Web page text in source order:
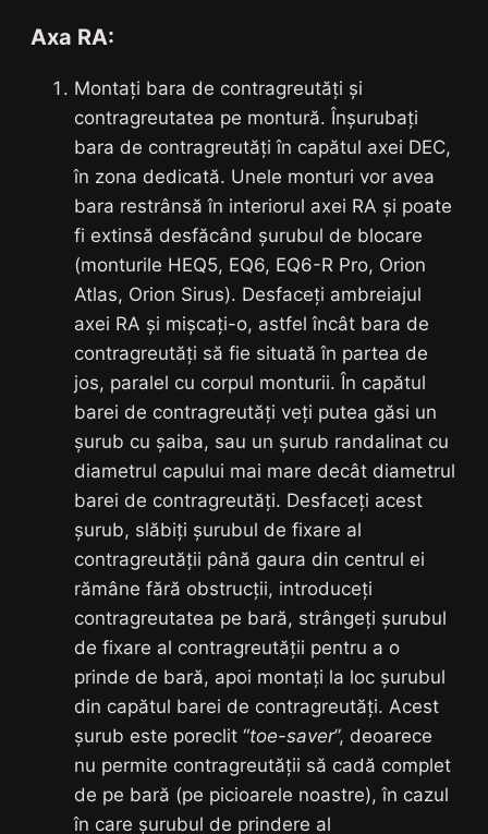
Axa RA:
Montați bara de contragreutăți și
contragreutatea pe montură. Înșurubați
bara de contragreutăți în capătul axei DEC,
în zona dedicată. Unele monturi vor avea
bara restrânsă în interiorul axei RA și poate
fi extinsă desfăcând șurubul de blocare
(monturile HEQ5, EQ6, EQ6-R Pro, Orion
Atlas, Orion Sirus). Desfaceți ambreiajul
axei RA și mișcați-o, astfel încât bara de
contragreutăți să fie situată în partea de
jos, paralel cu corpul monturii. În capătul
barei de contragreutăți veți putea găsi un
șurub cu șaiba, sau un șurub randalinat cu
diametrul capului mai mare decât diametrul
barei de contragreutăți. Desfaceți acest
șurub, slăbiți șurubul de fixare al
contragreutății până gaura din centrul ei
rămâne fără obstrucții, introduceți
contragreutatea pe bară, strângeți șurubul
de fixare al contragreutății pentru a o
prinde de bară, apoi montați la loc șurubul
din capătul barei de contragreutăți. Acest
șurub este poreclit “toe-saver”, deoarece
nu permite contragreutății să cadă complet
de pe bară (pe picioarele noastre), în cazul
în care șurubul de prindere al